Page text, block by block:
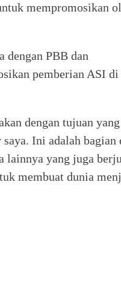
mempromosikan
dengan PBB dan
pemberian ASI
dengan tujuan
Ini adalah bagian
lainnya yang juga
membuat dunia